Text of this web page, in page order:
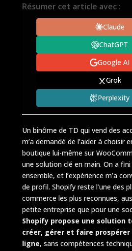
Résumer cet article avec :
Claude
ChatGPT
Google AI
Grok
Perplexity
Un binôme de TD qui vend des
m’a demandé de l’aider à choisir
boutique lui-même sur
une solution clé en main. On a
ensemble, et l’expérience m’a
de profil. Shopify reste l’une des
commerce les plus reconnues,
petite entreprise que pour une
Shopify propose une solution
créer, gérer et faire prospérer
ligne, sans compétences